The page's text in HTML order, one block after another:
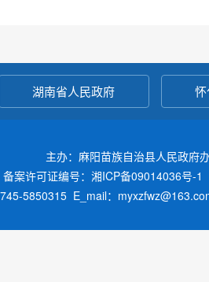
湖南省人民政府
主办：麻阳苗族自治县人民政
备案许可证编号：湘ICP备09014036号-1
5850315 E_mail：